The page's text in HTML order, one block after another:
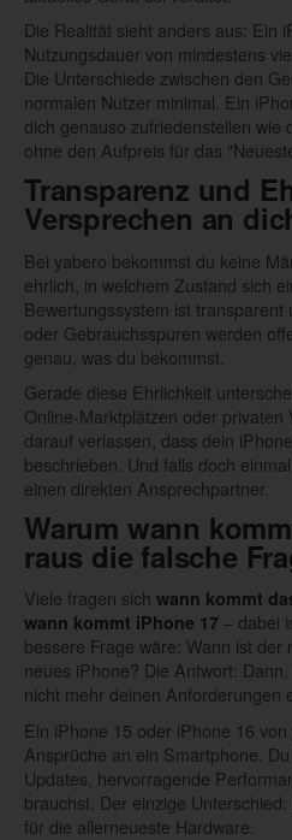
Die Realität sieht anders aus: Ein
Nutzungsdauer von mindestens
Die Unterschiede zwischen den
normalen Nutzer minimal. Ein
dich genauso zufriedenstellen wie
ohne den Aufpreis für das
Transparenz und
Versprechen an
Bei yabero bekommst du keine
ehrlich, in welchem Zustand sich
Bewertungssystem ist
oder Gebrauchsspuren werden
genau, was du bekommst.
Gerade diese Ehrlichkeit
Online-Marktplätzen oder privaten
darauf verlassen, dass dein
beschrieben. Und falls doch
einen direkten Ansprechpartner.
Warum wann
raus die falsche
Viele fragen sich wann kommt
wann kommt iPhone 17 – dabei
bessere Frage wäre: Wann ist der
neues iPhone? Die Antwort:
nicht mehr deinen Anforderungen
Ein iPhone 15 oder iPhone 16
Ansprüche an ein Smartphone.
Updates, hervorragende
brauchst. Der einzige
für die allerneueste Hardware.